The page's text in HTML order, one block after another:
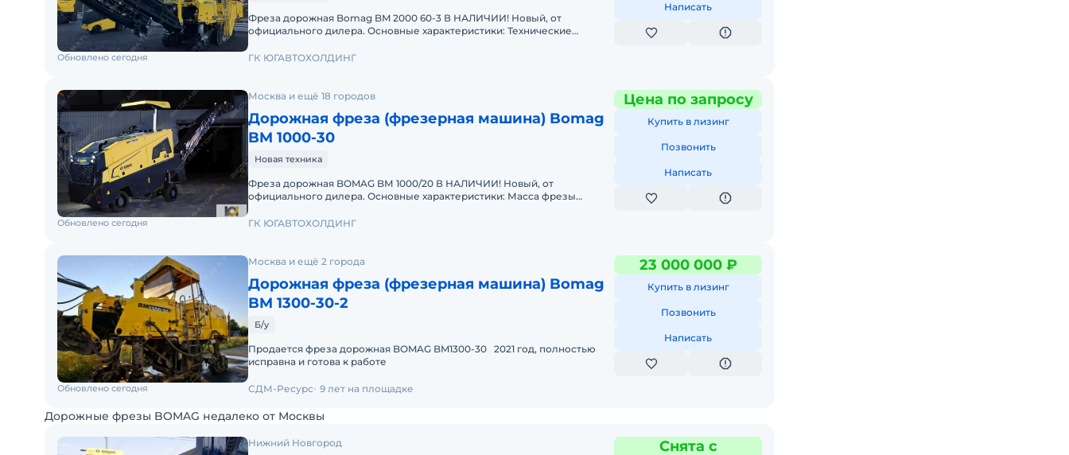
Фреза дорожная Bomag BM 2000 60-3 В НАЛИЧИИ! Новый, от
официального дилера. Основные характеристики: Технические
Написать
Обновлено сегодня ГК ЮГАВТОХОЛДИНГ
Москва и ещё 18 городов
Дорожная фреза (фрезерная машина) Bomag
BM 1000-30
Новая техника
Фреза дорожная BOMAG BМ 1000/20 В НАЛИЧИИ! Новый, от
официального дилера. Основные характеристики: Масса фрезы
Цена по запросу
Купить в лизинг
Позвонить
Написать
Обновлено сегодня ГК ЮГАВТОХОЛДИНГ
Москва и ещё 2 города
Дорожная фреза (фрезерная машина) Bomag
BM 1300-30-2
Б/у
Продается фреза дорожная BOMAG BM1300-30 2021 год, полностью
исправна и готова к работе
23 000 000 ₽
Купить в лизинг
Позвонить
Написать
Обновлено сегодня СДМ-Ресурс 9 лет на площадке
Дорожные фрезы BOMAG недалеко от Москвы
Нижний Новгород
Снята с